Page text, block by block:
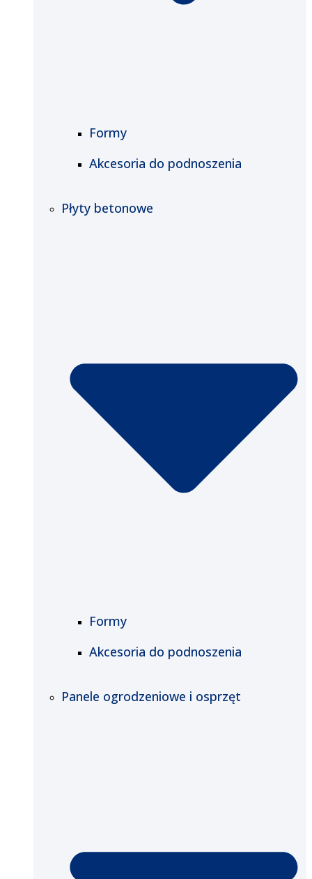
Formy
Akcesoria do podnoszenia
Płyty betonowe
Formy
Akcesoria do podnoszenia
Panele ogrodzeniowe i osprzęt